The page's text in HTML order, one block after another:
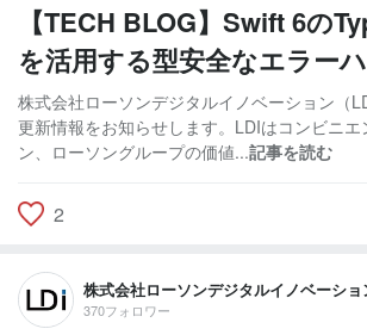
【TECH BLOG】Swift 6の
を活用する型安全なエラー
株式会社ローソンデジタルイノベーション（
更新情報をお知らせします。LDIはコンビニ
ン、ローソングループの価値...記事を読む
2
株式会社ローソンデジタルイノベーショ
370フォロワー